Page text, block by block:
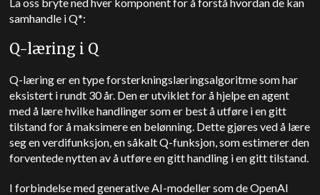
samhandle i Q*:
Q-læring i Q
Q-læring er en type forsterkningslæringsalgoritme som har
eksistert i rundt 30 år. Den er utviklet for å hjelpe en agent
med å lære hvilke handlinger som er best å utføre i en gitt
tilstand for å maksimere en belønning. Dette gjøres ved å lære
seg en verdifunksjon, en såkalt Q-funksjon, som estimerer den
forventede nytten av å utføre en gitt handling i en gitt tilstand.
I forbindelse med generative AI-modeller som de OpenAI